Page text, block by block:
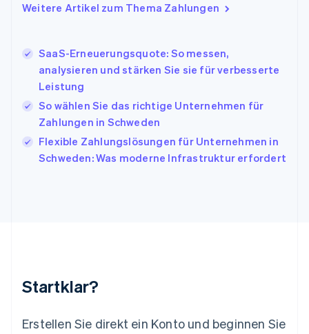
Weitere Artikel zum Thema Zahlungen
SaaS-Erneuerungsquote: So messen,
analysieren und stärken Sie sie für verbesserte
Leistung
So wählen Sie das richtige Unternehmen für
Zahlungen in Schweden
Flexible Zahlungslösungen für Unternehmen in
Schweden: Was moderne Infrastruktur erfordert
Startklar?
Erstellen Sie direkt ein Konto und beginnen Sie
Irland
ItalianoEnglish
Japan
日本語
EnglishFrançais
Kroatien
EnglishItaliano
English
Malta
Mexiko